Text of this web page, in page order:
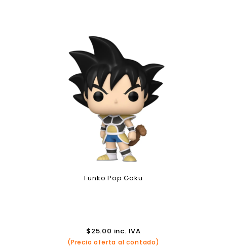
Funko Pop Goku
$25.00 inc. IVA
(Precio oferta al contado)